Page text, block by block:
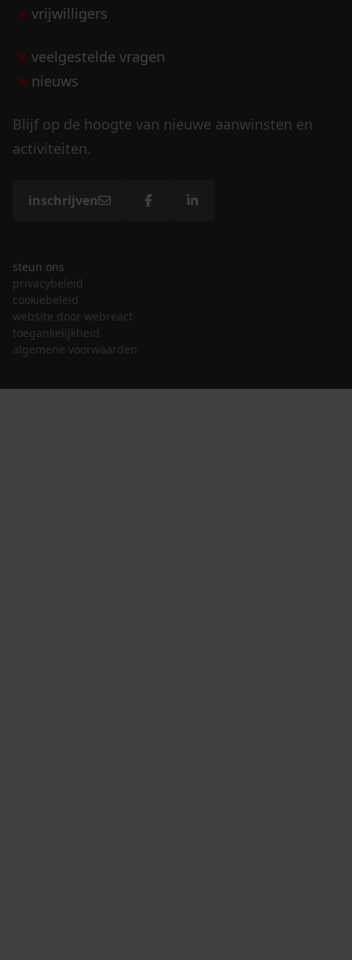
vrijwilligers
veelgestelde vragen
nieuws
Blijf op de hoogte van nieuwe aanwinsten en
activiteiten.
inschrijven
steun ons
privacybeleid
cookiebeleid
website door webreact
toegankelijkheid
algemene voorwaarden